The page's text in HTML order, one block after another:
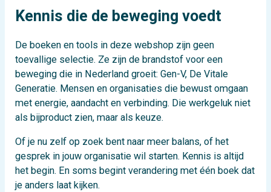
Kennis die de beweging voedt
De boeken en tools in deze webshop zijn geen
toevallige selectie. Ze zijn de brandstof voor een
beweging die in Nederland groeit: Gen-V, De Vitale
Generatie. Mensen en organisaties die bewust omgaan
met energie, aandacht en verbinding. Die werkgeluk niet
als bijproduct zien, maar als keuze.
Of je nu zelf op zoek bent naar meer balans, of het
gesprek in jouw organisatie wil starten. Kennis is altijd
het begin. En soms begint verandering met één boek dat
je anders laat kijken.